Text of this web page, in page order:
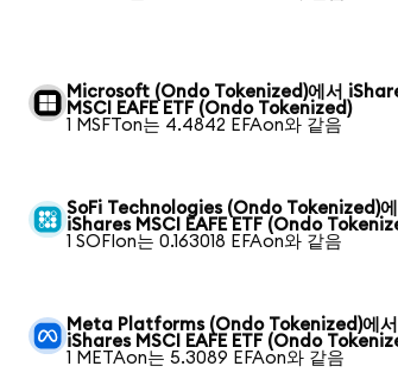
Microsoft (Ondo Tokenized)에서
MSCI EAFE ETF (Ondo Tokenized)
1 MSFTon는 4.4842 EFAon와 같음
SoFi Technologies (Ondo Tokenized)에
iShares MSCI EAFE ETF (Ondo
1 SOFIon는 0.163018 EFAon와 같음
Meta Platforms (Ondo Tokenized)에서
iShares MSCI EAFE ETF (Ondo
1 METAon는 5.3089 EFAon와 같음